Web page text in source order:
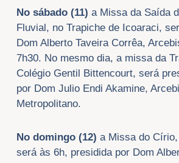
No sábado (11) a Missa da Saída
Fluvial, no Trapiche de Icoaraci,
Dom Alberto Taveira Corrêa,
7h30. No mesmo dia, a missa da
Colégio Gentil Bittencourt, será
por Dom Julio Endi Akamine,
Metropolitano.
No domingo (12) a Missa do
será às 6h, presidida por Dom